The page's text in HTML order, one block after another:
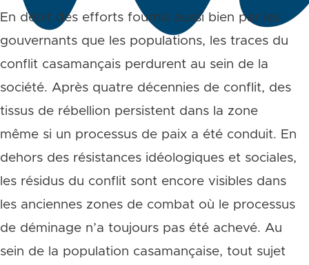
En dépit des efforts fournis aussi bien par les
gouvernants que les populations, les traces du
conflit casamançais perdurent au sein de la
société. Après quatre décennies de conflit, des
tissus de rébellion persistent dans la zone
même si un processus de paix a été conduit. En
dehors des résistances idéologiques et sociales,
les résidus du conflit sont encore visibles dans
les anciennes zones de combat où le processus
de déminage n’a toujours pas été achevé. Au
sein de la population casamançaise, tout sujet